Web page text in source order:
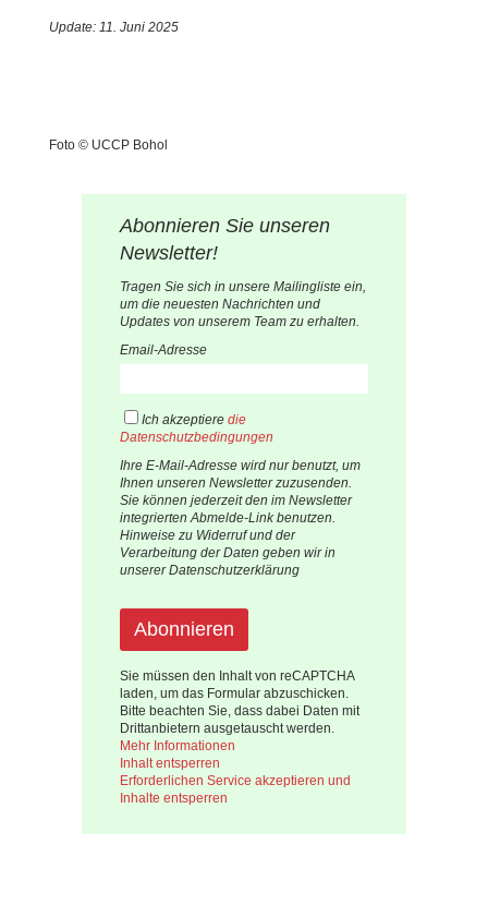
Update: 11. Juni 2025
Foto © UCCP Bohol
Abonnieren Sie unseren
Newsletter!
Tragen Sie sich in unsere Mailingliste ein,
um die neuesten Nachrichten und
Updates von unserem Team zu erhalten.
Email-Adresse
Ich akzeptiere die
Datenschutzbedingungen
Ihre E-Mail-Adresse wird nur benutzt, um
Ihnen unseren Newsletter zuzusenden.
Sie können jederzeit den im Newsletter
integrierten Abmelde-Link benutzen.
Hinweise zu Widerruf und der
Verarbeitung der Daten geben wir in
unserer Datenschutzerklärung
Sie müssen den Inhalt von reCAPTCHA
laden, um das Formular abzuschicken.
Bitte beachten Sie, dass dabei Daten mit
Drittanbietern ausgetauscht werden.
Mehr Informationen
Inhalt entsperren
Erforderlichen Service akzeptieren und
Inhalte entsperren